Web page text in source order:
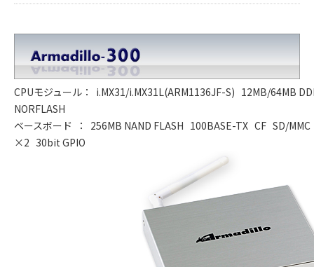
CPUモジュール： i.MX31/i.MX31L(ARM1136JF-S) 12MB/64MB
NORFLASH
ベースボード ：
256MB NAND FLASH 100BASE-TX CF SD/MMC
×2 30bit GPIO